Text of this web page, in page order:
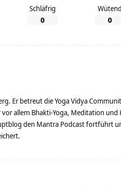
Schläfrig
0
Wütend
0
Er betreut die Yoga Vidya
vor allem Bhakti-Yoga, Meditation
den Mantra Podcast fortführt